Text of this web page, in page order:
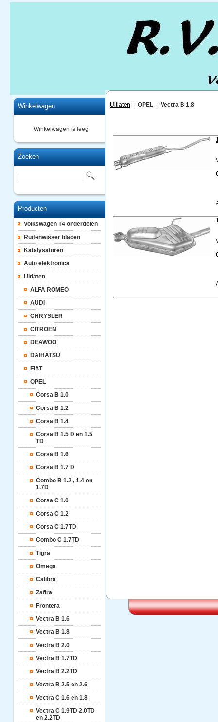
Winkelwagen
Winkelwagen is leeg
Zoeken
Producten
Volkswagen T4 onderdelen
Ruitenwisser bladen
Katalysatoren
Auto elektronica
Uitlaten
ALFA ROMEO
AUDI
CHRYSLER
CITROEN
DEAWOO
DAIHATSU
FIAT
OPEL
Corsa B 1.0
Corsa B 1.2
Corsa B 1.4
Corsa B 1.5 D en 1.5
TD
Corsa B 1.6
Corsa B 1.7 D
Combo B 1.2 , 1.4 en
1.7D
Corsa C 1.0
Corsa C 1.2
Corsa C 1.7TD
Combo C 1.7TD
Tigra
Omega
Calibra
Zafira
Frontera
Vectra B 1.6
Vectra B 1.8
Vectra B 2.0
Vectra B 1.7TD
Vectra B 2.2TD
Vectra B 2.5 en 2.6
Vectra C 1.6 en 1.8
Vectra C 1.9TD 2.0TD
en 2.2TD
Uitlaten OPEL Vectra B 1.8